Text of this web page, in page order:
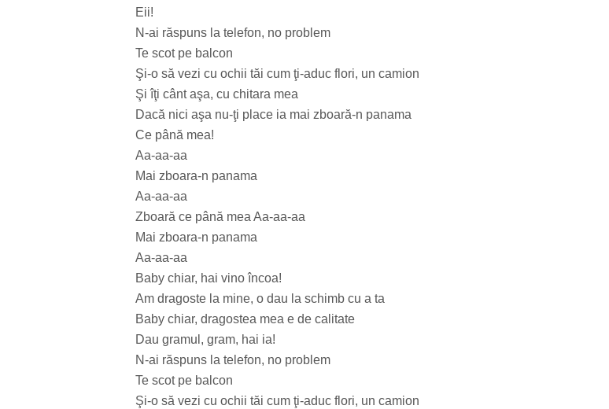
Eii!
N-ai răspuns la telefon, no problem
Te scot pe balcon
Şi-o să vezi cu ochii tăi cum ţi-aduc flori, un camion
Şi îţi cânt aşa, cu chitara mea
Dacă nici aşa nu-ţi place ia mai zboară-n panama
Ce până mea!
Aa-aa-aa
Mai zboara-n panama
Aa-aa-aa
Zboară ce până mea Aa-aa-aa
Mai zboara-n panama
Aa-aa-aa
Baby chiar, hai vino încoa!
Am dragoste la mine, o dau la schimb cu a ta
Baby chiar, dragostea mea e de calitate
Dau gramul, gram, hai ia!
N-ai răspuns la telefon, no problem
Te scot pe balcon
Şi-o să vezi cu ochii tăi cum ţi-aduc flori, un camion